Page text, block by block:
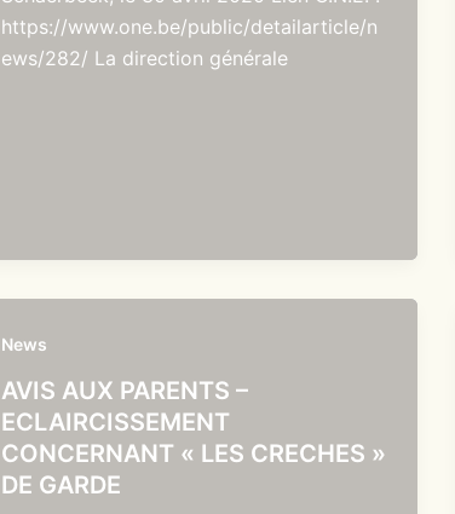
https://www.one.be/public/detailarticle/n
ews/282/ La direction générale
News
AVIS AUX PARENTS –
ECLAIRCISSEMENT
CONCERNANT « LES CRECHES »
DE GARDE